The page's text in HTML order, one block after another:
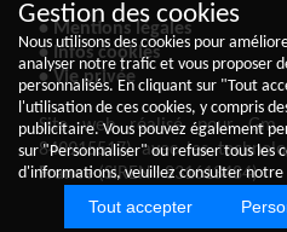
Gestion des cookies
Nous utilisons des cookies pour
analyser notre trafic et vous proposer
personnalisés. En cliquant sur "Tout
l'utilisation de ces cookies, y compris
publicitaire. Vous pouvez également
sur "Personnaliser" ou refuser tous les
d'informations, veuillez consulter notre
Tout accepter
• Mentions légales
• Infos cookies
• Vie privée
Site web réalisé pour Gm
849915517) avec les
France(SIREN : 831613484)